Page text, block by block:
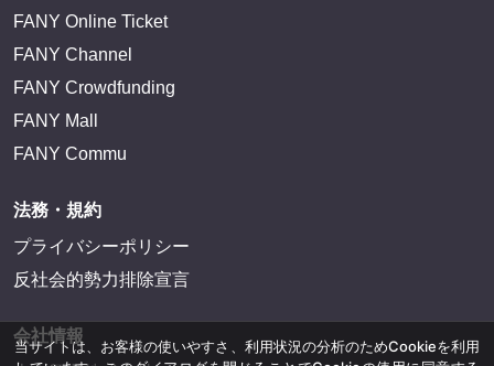
FANY Online Ticket
FANY Channel
FANY Crowdfunding
FANY Mall
FANY Commu
法務・規約
プライバシーポリシー
反社会的勢力排除宣言
会社情報
当サイトは、お客様の使いやすさ、利用状況の分析のためCookieを利用